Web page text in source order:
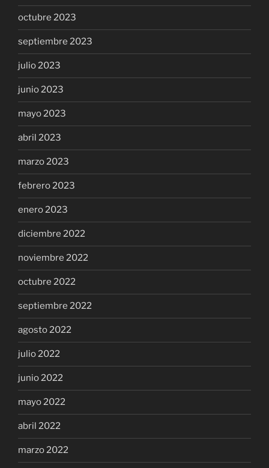
octubre 2023
septiembre 2023
julio 2023
junio 2023
mayo 2023
abril 2023
marzo 2023
febrero 2023
enero 2023
diciembre 2022
noviembre 2022
octubre 2022
septiembre 2022
agosto 2022
julio 2022
junio 2022
mayo 2022
abril 2022
marzo 2022